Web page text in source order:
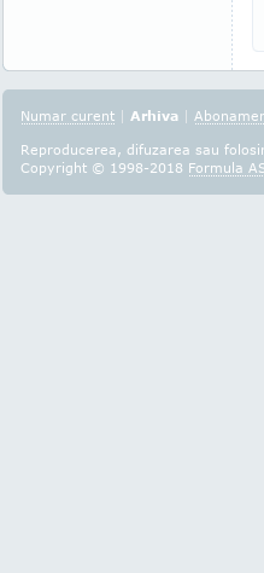
Numar curent | Arhiva |
Reproducerea, difuzarea sau
Copyright © 1998-2018 Formula